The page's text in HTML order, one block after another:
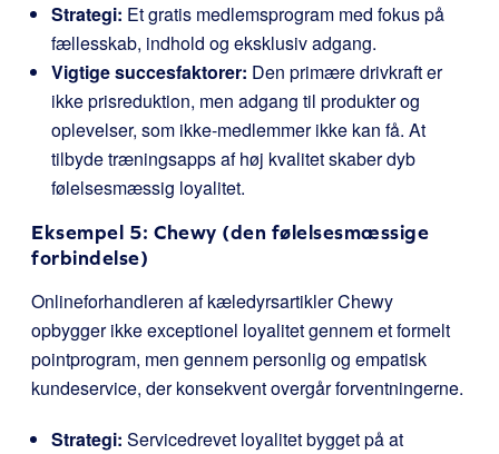
Strategi: Et gratis medlemsprogram med fokus på
fællesskab, indhold og eksklusiv adgang.
Vigtige succesfaktorer: Den primære drivkraft er
ikke prisreduktion, men adgang til produkter og
oplevelser, som ikke-medlemmer ikke kan få. At
tilbyde træningsapps af høj kvalitet skaber dyb
følelsesmæssig loyalitet.
Eksempel 5: Chewy (den følelsesmæssige
forbindelse)
Onlineforhandleren af kæledyrsartikler Chewy
opbygger ikke exceptionel loyalitet gennem et formelt
pointprogram, men gennem personlig og empatisk
kundeservice, der konsekvent overgår forventningerne.
Strategi: Servicedrevet loyalitet bygget på at